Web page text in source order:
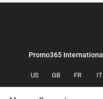
Promo365 International
US GB FR IT